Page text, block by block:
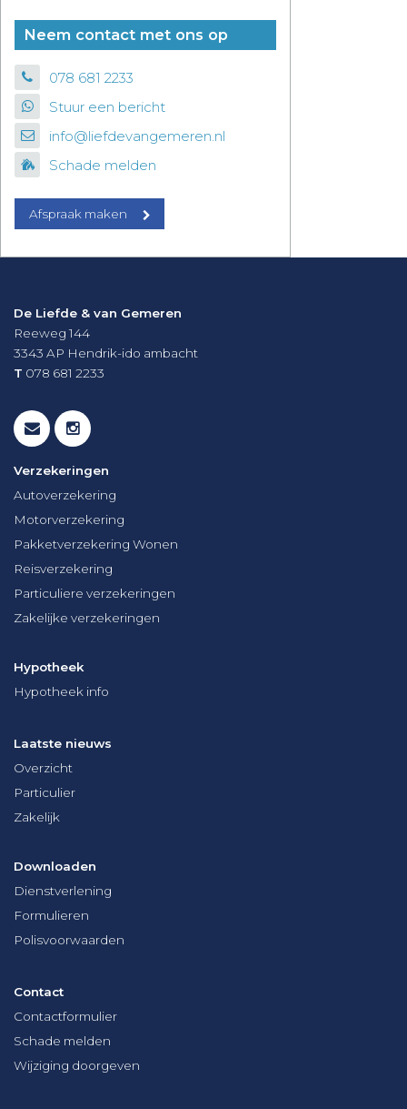
Neem contact met ons op
078 681 2233
Stuur een bericht
info@liefdevangemeren.nl
Schade melden
Afspraak maken
De Liefde & van Gemeren
Reeweg 144
3343 AP Hendrik-ido ambacht
T 078 681 2233
Verzekeringen
Autoverzekering
Motorverzekering
Pakketverzekering Wonen
Reisverzekering
Particuliere verzekeringen
Zakelijke verzekeringen
Hypotheek
Hypotheek info
Laatste nieuws
Overzicht
Particulier
Zakelijk
Downloaden
Dienstverlening
Formulieren
Polisvoorwaarden
Contact
Contactformulier
Schade melden
Wijziging doorgeven